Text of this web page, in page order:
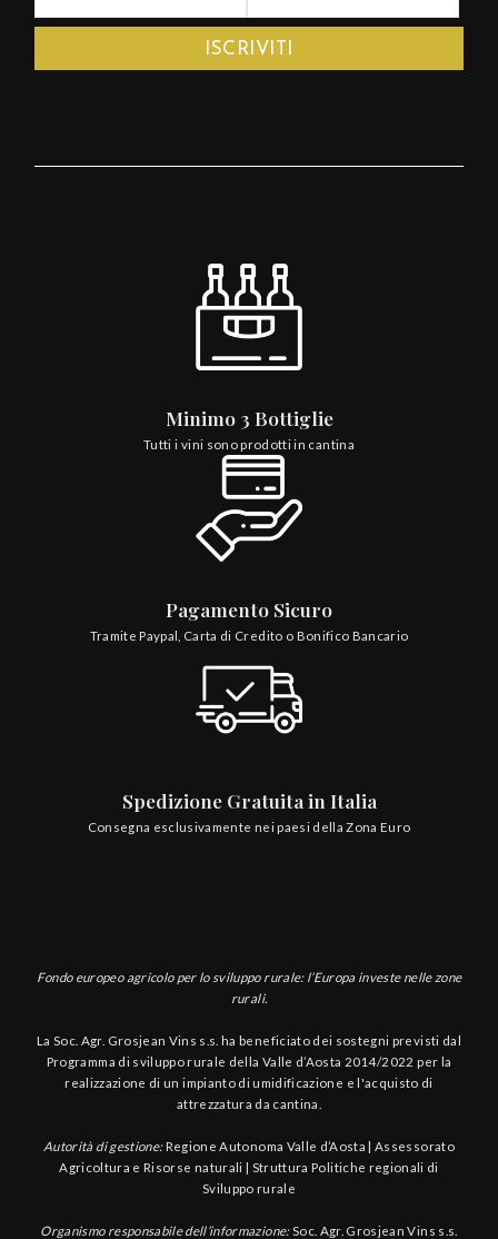
Minimo 3 Bottiglie
Tutti i vini sono prodotti in cantina
Pagamento Sicuro
Tramite Paypal, Carta di Credito o Bonifico Bancario
Spedizione Gratuita in Italia
Consegna esclusivamente nei paesi della Zona Euro
Fondo europeo agricolo per lo sviluppo rurale: l’Europa investe nelle zone
rurali.
La Soc. Agr. Grosjean Vins s.s. ha beneficiato dei sostegni previsti dal
Programma di sviluppo rurale della Valle d’Aosta 2014/2022 per la
realizzazione di un impianto di umidificazione e l'acquisto di
attrezzatura da cantina.
Autorità di gestione:Regione Autonoma Valle d’Aosta | Assessorato
Agricoltura e Risorse naturali | Struttura Politiche regionali di
Sviluppo rurale
Organismo responsabile dell’informazione:Soc. Agr. Grosjean Vins s.s.